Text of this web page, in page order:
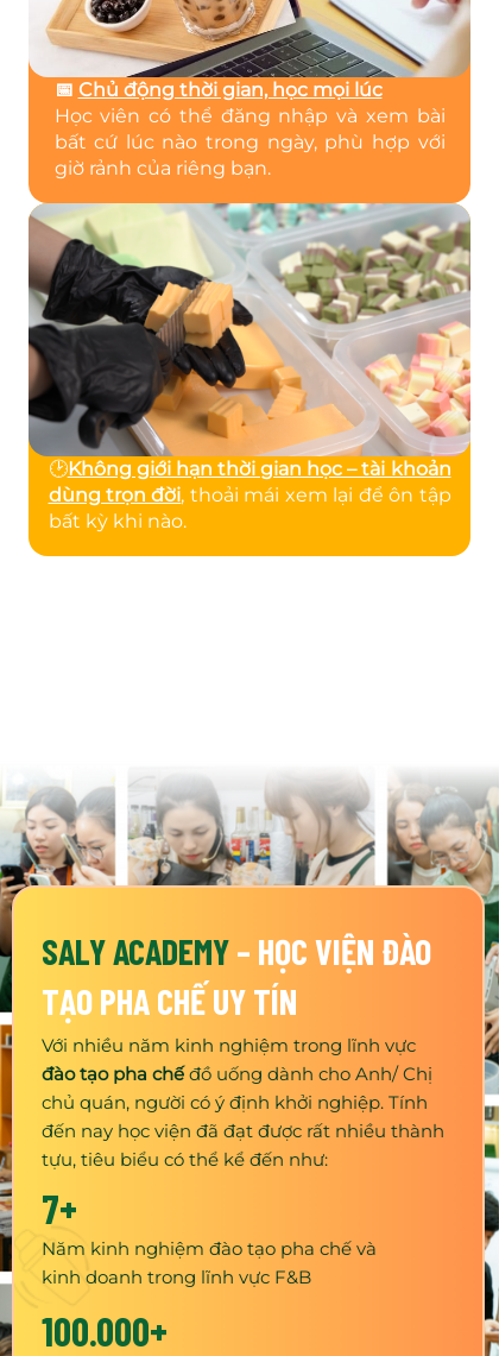
📅 Chủ động thời gian, học mọi lúc
Học viên có thể đăng nhập và xem bài
bất cứ lúc nào trong ngày, phù hợp với
giờ rảnh của riêng bạn.
🕑Không giới hạn thời gian học – tài khoản
dùng trọn đời, thoải mái xem lại để ôn tập
bất kỳ khi nào.
SALY ACADEMY– HỌC VIỆN ĐÀO
TẠO PHA CHẾ UY TÍN
Với nhiều năm kinh nghiệm trong lĩnh vực
đào tạo pha chếđồ uống dành cho Anh/ Chị
chủ quán, người có ý định khởi nghiệp. Tính
đến nay học viện đã đạt được rất nhiều thành
tựu, tiêu biểu có thể kể đến như:
100.000+
7+
Năm kinh nghiệm đào tạo pha chế và
kinh doanh trong lĩnh vực F&B